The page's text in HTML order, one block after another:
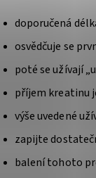
doporučená
osvědčuje se
poté se užívají
příjem kreatinu
výše uvedené
zapijte
balení tohoto